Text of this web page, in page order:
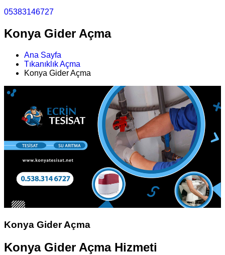
05383146727
Konya Gider Açma
Ana Sayfa
Tıkanıklık Açma
Konya Gider Açma
Konya Gider Açma
Konya Gider Açma Hizmeti